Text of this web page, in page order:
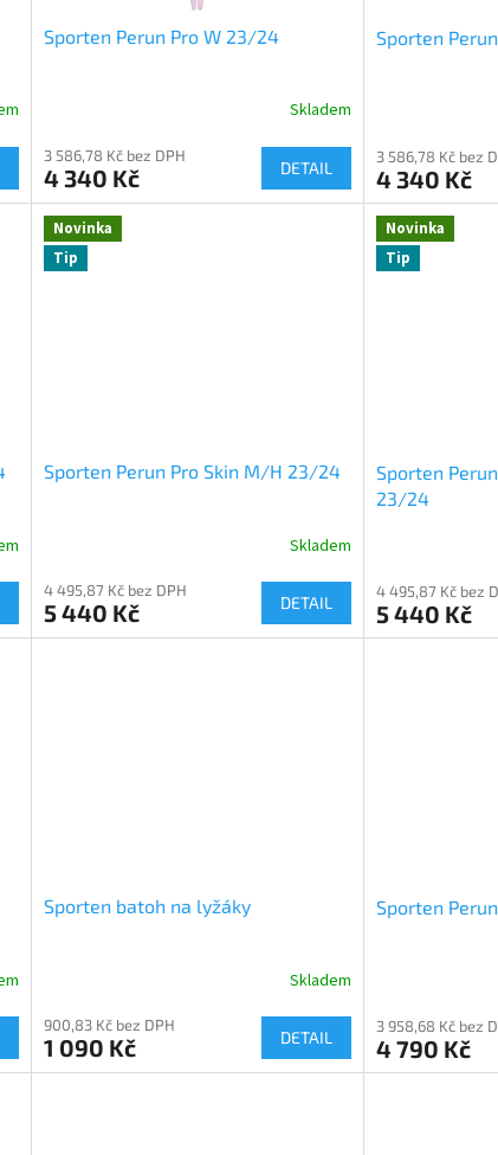
Sporten Perun Pro W 23/24
Skladem
3 586,78 Kč bez DPH
4 340 Kč DETAIL
Sporten
3 586,78 Kč bez
4 340 Kč
Novinka
Tip
Sporten Perun Pro Skin M/H 23/24
Skladem
4 495,87 Kč bez DPH
5 440 Kč DETAIL
Novinka
Tip
Sporten
23/24
4 495,87 Kč bez
5 440 Kč
Sporten batoh na lyžáky
Skladem
900,83 Kč bez DPH
1 090 Kč DETAIL
Sporten
3 958,68 Kč bez
4 790 Kč